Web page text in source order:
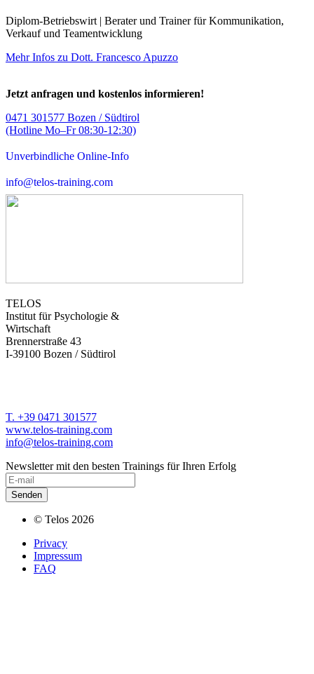
Diplom-Betriebswirt | Berater und Trainer für Kommunikation,
Verkauf und Teamentwicklung
Mehr Infos zu Dott. Francesco Apuzzo
Jetzt anfragen und kostenlos informieren!
0471 301577 Bozen / Südtirol
(Hotline Mo–Fr 08:30-12:30)
Unverbindliche Online-Info
info@telos-training.com
TELOS
Institut für Psychologie &
Wirtschaft
Brennerstraße 43
I-39100 Bozen / Südtirol
T. +39 0471 301577
www.telos-training.com
info@telos-training.com
Newsletter mit den besten Trainings für Ihren Erfolg
© Telos 2026
Privacy
Impressum
FAQ